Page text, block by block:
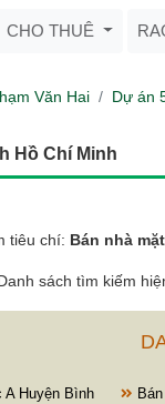
CHO THUÊ
Văn Hai Dự án
Hồ Chí Minh
tiêu chí: Bán nhà
sách tìm kiếm
A Huyện Bình